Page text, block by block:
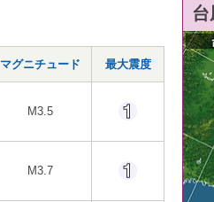
マグニチュード 最大震度
M3.5
M3.7